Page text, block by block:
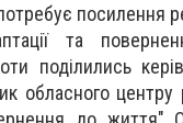
посилення
та
поділились
обласного центру